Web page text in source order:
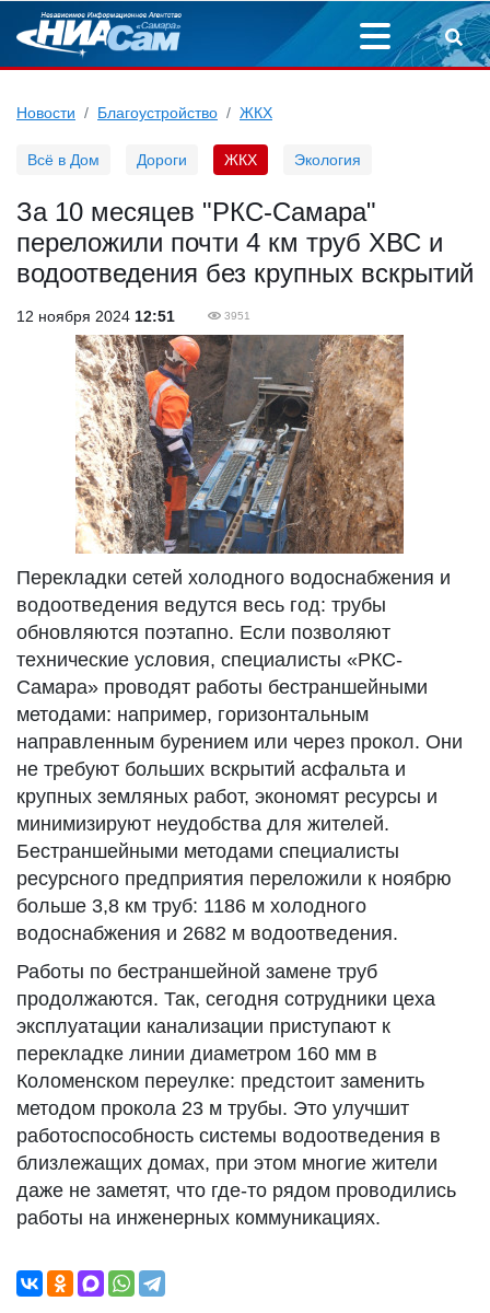
Новости Благоустройство ЖКХ
Всё в Дом Дороги ЖКХ Экология
За 10 месяцев "РКС-Самара"
переложили почти 4 км труб ХВС и
водоотведения без крупных вскрытий
12 ноября 2024 12:51 3951
Перекладки сетей холодного водоснабжения и
водоотведения ведутся весь год: трубы
обновляются поэтапно. Если позволяют
технические условия, специалисты «РКС-
Самара» проводят работы бестраншейными
методами: например, горизонтальным
направленным бурением или через прокол. Они
не требуют больших вскрытий асфальта и
крупных земляных работ, экономят ресурсы и
минимизируют неудобства для жителей.
Бестраншейными методами специалисты
ресурсного предприятия переложили к ноябрю
больше 3,8 км труб: 1186 м холодного
водоснабжения и 2682 м водоотведения.
Работы по бестраншейной замене труб
продолжаются. Так, сегодня сотрудники цеха
эксплуатации канализации приступают к
перекладке линии диаметром 160 мм в
Коломенском переулке: предстоит заменить
методом прокола 23 м трубы. Это улучшит
работоспособность системы водоотведения в
близлежащих домах, при этом многие жители
даже не заметят, что где-то рядом проводились
работы на инженерных коммуникациях.